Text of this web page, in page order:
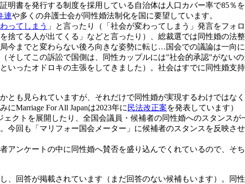
書を発行する制度を採用している自治体は人口カバー率で85％を
連や多くの弁護士会が同性婚法制化を国に要望しています。
ってしまう 」と言ったり（「社会が変わってしまう」発言をフォ
捨てる人が出てくる」などと言ったり）、総裁選では同性婚の法
今までと変わらない後ろ向きな姿勢に転じ…国会での議論は一向
そしてこの訴訟で国側は、同性カップルには"社会的承認"がない
といったオドロキの主張をしてきました）。社会はすでに同性婚支
も見られていますが、それだけで同性婚が実現するわけではな
Marriage For All Japanは2023年に 民法改正案を発表しています）
クトを展開したり、全国会議員・候補者の同性婚へのスタンスが
今回も「マリフォー国会メーター」に候補者のスタンスを反映さ
ンケートの中に同性婚へ賛否を盛り込んでくれているので、そち
回答が掲載されています（まだ回答のない候補もいます）。同